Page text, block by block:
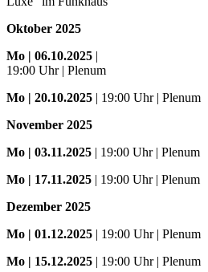
Oktober 2025
Mo | 06.10.2025 |
19:00 Uhr | Plenum
Mo | 20.10.2025 | 19:00 Uhr | Plenum
November 2025
Mo | 03.11.2025 | 19:00 Uhr | Plenum
Mo | 17.11.2025 | 19:00 Uhr | Plenum
Dezember 2025
Mo | 01.12.2025 | 19:00 Uhr | Plenum
Mo | 15.12.2025 | 19:00 Uhr | Plenum